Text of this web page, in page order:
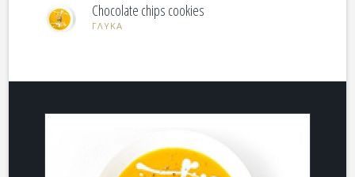
Chocolate chips cookies
ΓΛΥΚΑ